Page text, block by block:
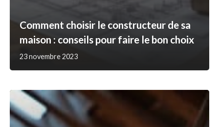
Comment choisir le constructeur de sa
maison : conseils pour faire le bon choix
23 novembre 2023